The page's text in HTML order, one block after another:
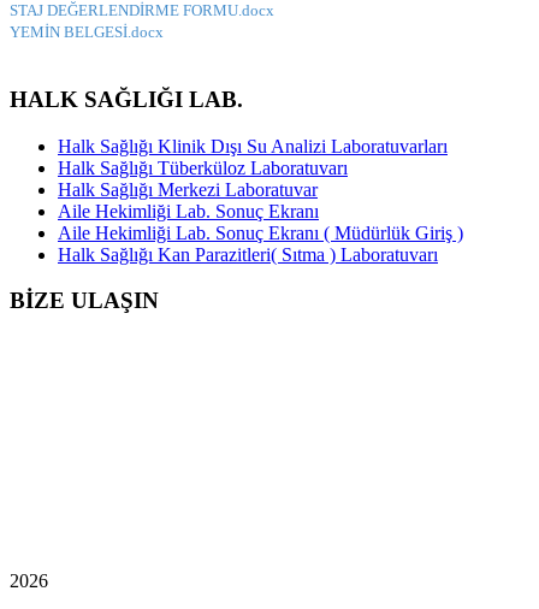
STAJ DEĞERLENDİRME FORMU.docx
YEMİN BELGESİ.docx
HALK SAĞLIĞI LAB.
Halk Sağlığı Klinik Dışı Su Analizi Laboratuvarları
Halk Sağlığı Tüberküloz Laboratuvarı
Halk Sağlığı Merkezi Laboratuvar
Aile Hekimliği Lab. Sonuç Ekranı
Aile Hekimliği Lab. Sonuç Ekranı ( Müdürlük Giriş )
Halk Sağlığı Kan Parazitleri( Sıtma ) Laboratuvarı
BİZE ULAŞIN
2026